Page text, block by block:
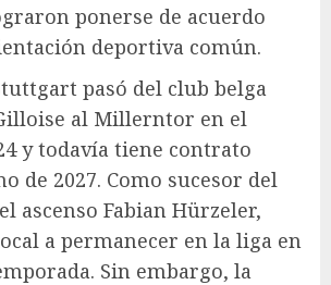
ponerse de acuerdo
deportiva común.
pasó del club belga
al Millerntor en el
y todavía tiene contrato
de 2027. Como sucesor del
ascenso Fabian Hürzeler,
a permanecer en la liga en
Sin embargo, la